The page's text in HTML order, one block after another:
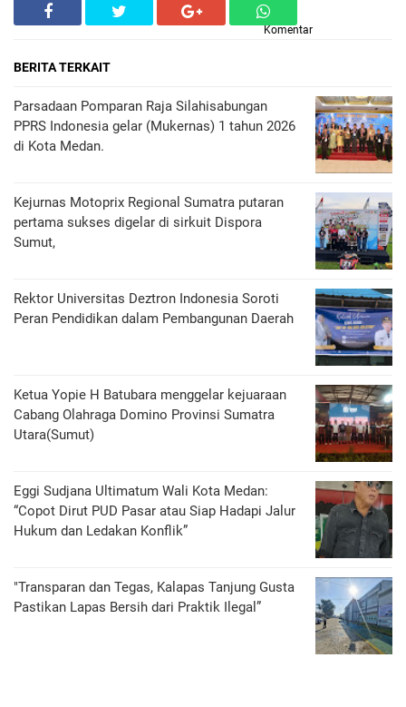
Komentar
BERITA TERKAIT
Parsadaan Pomparan Raja Silahisabungan
PPRS Indonesia gelar (Mukernas) 1 tahun 2026
di Kota Medan.
Kejurnas Motoprix Regional Sumatra putaran
pertama sukses digelar di sirkuit Dispora
Sumut,
Rektor Universitas Deztron Indonesia Soroti
Peran Pendidikan dalam Pembangunan Daerah
Ketua Yopie H Batubara menggelar kejuaraan
Cabang Olahraga Domino Provinsi Sumatra
Utara(Sumut)
Eggi Sudjana Ultimatum Wali Kota Medan:
“Copot Dirut PUD Pasar atau Siap Hadapi Jalur
Hukum dan Ledakan Konflik”
"Transparan dan Tegas, Kalapas Tanjung Gusta
Pastikan Lapas Bersih dari Praktik Ilegal”